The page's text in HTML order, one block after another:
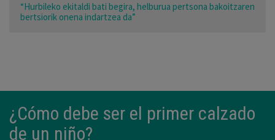
“Hurbileko ekitaldi bati begira, helburua pertsona bakoitzaren
bertsiorik onena indartzea da”
¿Cómo debe ser el primer calzado
de un niño?